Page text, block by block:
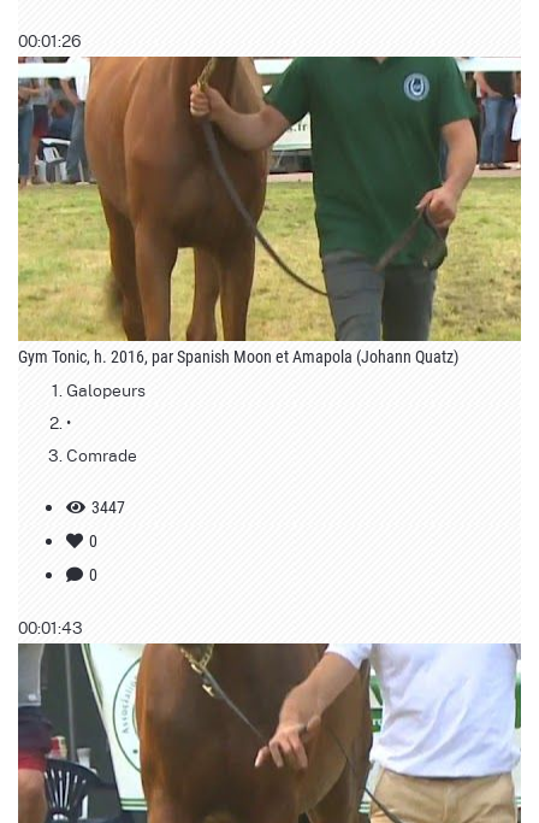
00:01:26
Gym Tonic, h. 2016, par Spanish Moon et Amapola (Johann Quatz)
Galopeurs
•
Comrade
3447
0
0
00:01:43